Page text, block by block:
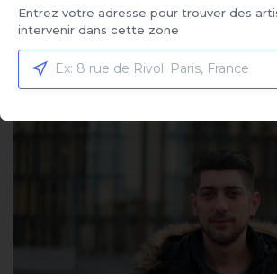
Entrez votre adresse pour trouver des
intervenir dans cette zoneVOIR LE PROFIL